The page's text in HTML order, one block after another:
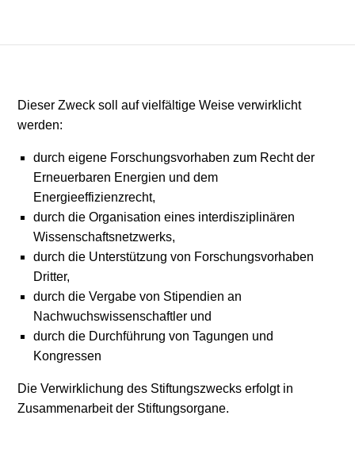
Dieser Zweck soll auf vielfältige Weise verwirklicht
werden:
durch eigene Forschungsvorhaben zum Recht der
Erneuerbaren Energien und dem
Energieeffizienzrecht,
durch die Organisation eines interdisziplinären
Wissenschaftsnetzwerks,
durch die Unterstützung von Forschungsvorhaben
Dritter,
durch die Vergabe von Stipendien an
Nachwuchswissenschaftler und
durch die Durchführung von Tagungen und
Kongressen
Die Verwirklichung des Stiftungszwecks erfolgt in
Zusammenarbeit der Stiftungsorgane.